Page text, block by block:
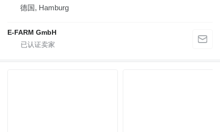
德国, Hamburg
E-FARM GmbH